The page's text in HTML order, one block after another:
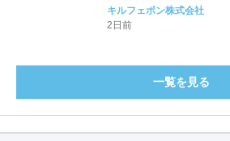
をたっぷりと。新作を含め
登場8月20日（木）スタート
キルフェボン株式会社
2日前
一覧を見る